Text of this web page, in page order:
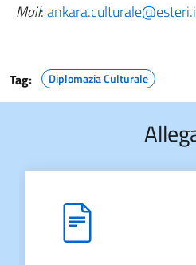
Mail:
Tag: Diplomazia Culturale